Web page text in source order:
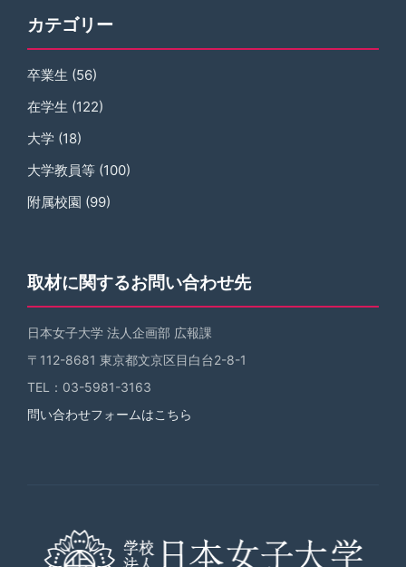
カテゴリー
卒業生 (56)
在学生 (122)
大学 (18)
大学教員等 (100)
附属校園 (99)
取材に関するお問い合わせ先
日本女子大学 法人企画部 広報課
〒112-8681 東京都文京区目白台2-8-1
TEL：03-5981-3163
問い合わせフォームはこちら